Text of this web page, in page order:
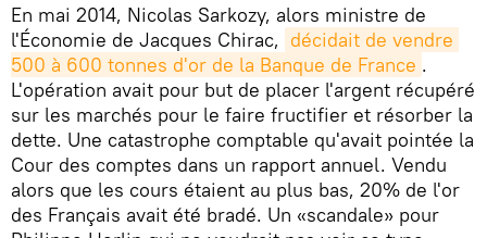
En mai 2014, Nicolas Sarkozy, alors ministre de
l'Économie de Jacques Chirac, décidait de vendre
500 à 600 tonnes d'or de la Banque de France .
L'opération avait pour but de placer l'argent récupéré
sur les marchés pour le faire fructifier et résorber la
dette. Une catastrophe comptable qu'avait pointée la
Cour des comptes dans un rapport annuel. Vendu
alors que les cours étaient au plus bas, 20% de l'or
des Français avait été bradé. Un «scandale» pour